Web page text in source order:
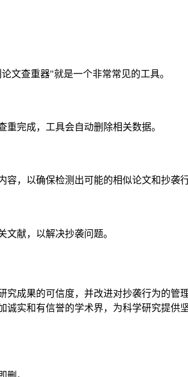
文查重器"就是一个非常常见的工具。
完成，工具会自动删除相关数据。
，以确保检测出可能的相似论文和抄袭行
献，以解决抄袭问题。
成果的可信度，并改进对抄袭行为的管
实和有信誉的学术界，为科学研究提供坚